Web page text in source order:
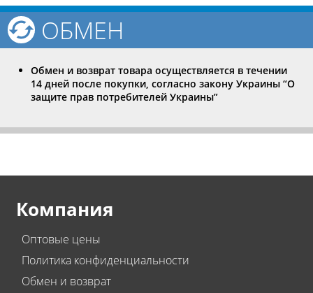
ОБМЕН
Обмен и возврат товара осуществляется в течении
14 дней после покупки, согласно закону Украины “О
защите прав потребителей Украины”
Компания
Оптовые цены
Политика конфиденциальности
Обмен и возврат